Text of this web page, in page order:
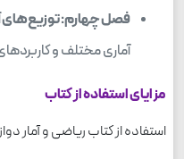
فصل چهارم: توزیع‌های
آماری مختلف و
مزایای استفاده از کتاب
استفاده از کتاب ریاضی و آمار